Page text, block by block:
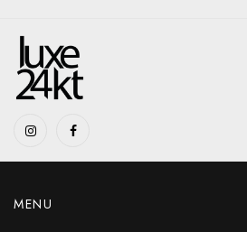
MENU